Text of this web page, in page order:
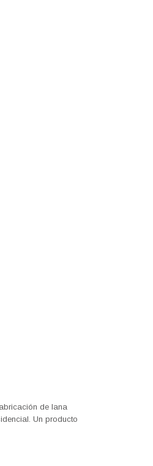
de lana
Un producto